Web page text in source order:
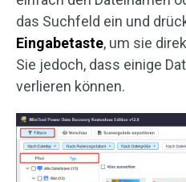
das Suchfeld ein und
Eingabetaste, um sie
Sie jedoch, dass einige
verlieren können.